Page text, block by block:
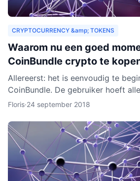
CRYPTOCURRENCY &amp; TOKENS
Waarom nu een goed
CoinBundle crypto te
Allereerst: het is eenvoudig te
CoinBundle. De gebruiker hoeft
te gebruiken of bankinformatie op
Floris·24 september 2018